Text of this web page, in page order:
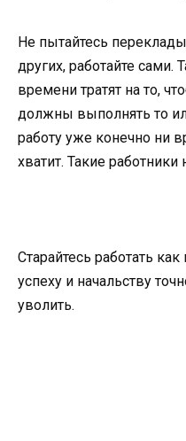
Не пытайтесь
других, работайте сами.
времени тратят на то,
должны выполнять то
работу уже конечно ни
хватит. Такие
Старайтесь работать
успеху и начальству
уволить.